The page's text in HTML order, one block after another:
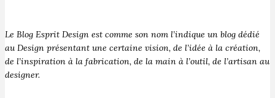
Le Blog Esprit Design est comme son nom l’indique un blog dédié
au Design présentant une certaine vision, de l’idée à la création,
de l’inspiration à la fabrication, de la main à l’outil, de l’artisan au
designer.